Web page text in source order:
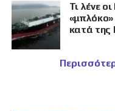
Τι λένε
κατά της